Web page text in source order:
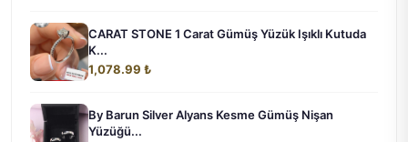
CARAT STONE 1 Carat Gümüş Yüzük Işıklı Kutuda
K...
1,078.99 ₺
By Barun Silver Alyans Kesme Gümüş Nişan
Yüzüğü...